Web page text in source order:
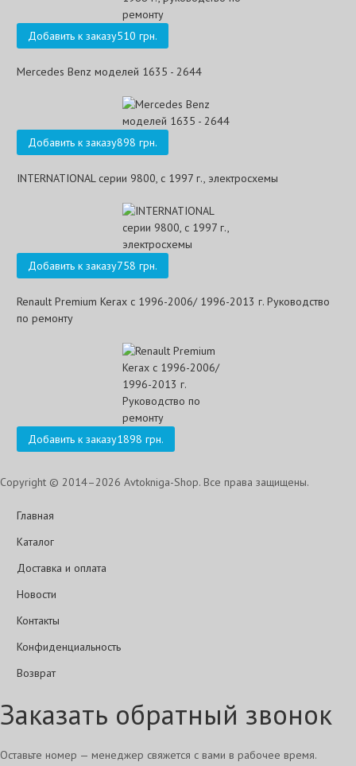
Добавить к заказу510 грн.
Mercedes Benz моделей 1635 - 2644
Добавить к заказу898 грн.
INTERNATIONAL серии 9800, с 1997 г., электросхемы
Добавить к заказу758 грн.
Renault Premium Kerax с 1996-2006/ 1996-2013 г. Руководство
по ремонту
Добавить к заказу1898 грн.
Copyright © 2014–2026 Avtokniga-Shop. Все права защищены.
Главная
Каталог
Доставка и оплата
Новости
Контакты
Конфиденциальность
Возврат
Заказать обратный звонок
Оставьте номер — менеджер свяжется с вами в рабочее время.